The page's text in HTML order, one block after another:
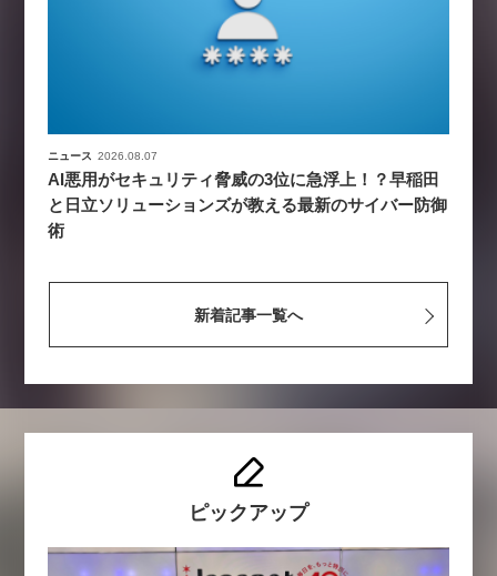
ニュース 2026.08.07
AI悪用がセキュリティ脅威の3位に急浮上！？早稲田
と日立ソリューションズが教える最新のサイバー防御
術
新着記事一覧へ
ピックアップ